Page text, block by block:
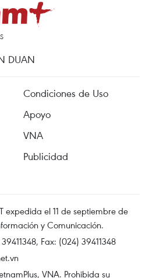
DUAN
Condiciones de Uso
Apoyo
VNA
Publicidad
expedida el 11 de septiembre de
y Comunicación.
Fax: (024) 39411348
VNA. Prohibida su